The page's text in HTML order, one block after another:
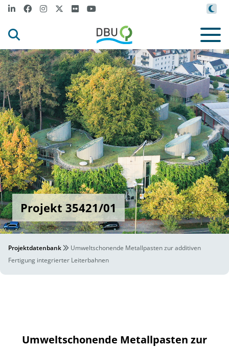
Projekt 35421/01
Projektdatenbank
Umweltschonende Metallpasten zur additiven
Fertigung integrierter Leiterbahnen
Umweltschonende Metallpasten zur